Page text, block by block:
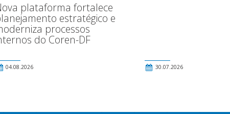
plataforma fortalece
estratégico e
processos
do Coren-DF
04.08.2026 30.07.2026